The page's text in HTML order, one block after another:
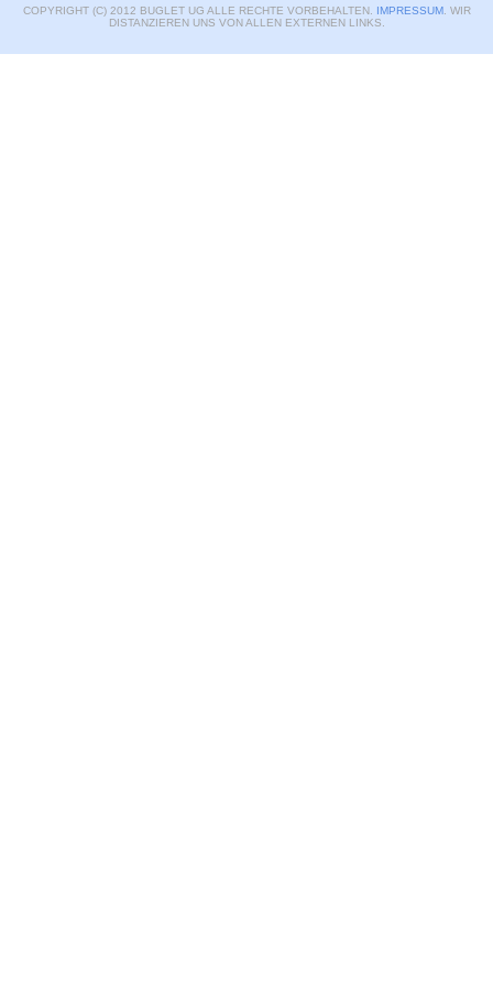
COPYRIGHT (C) 2012 BUGLET UG ALLE RECHTE VORBEHALTEN. IMPRESSUM. WIR
DISTANZIEREN UNS VON ALLEN EXTERNEN LINKS.